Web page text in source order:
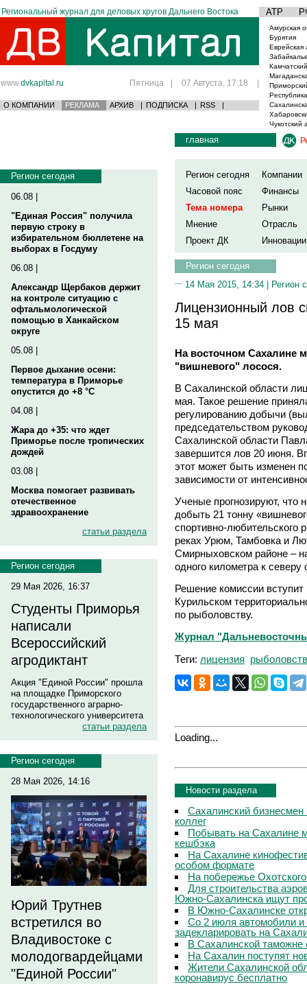
Региональный журнал для деловых кругов Дальнего Востока АТР
www.dvkapital.ru Пятница | 07 Августа, 17:18 |
О КОМПАНИИ РЕКЛАМА АРХИВ | ПОДПИСКА | RSS |
Амурская
Бурятия
Еврейская
Чукотский
Регион сегодня
06.08 |
"Единая Россия" получила
первую строку в
избирательном бюллетене на
выборах в Госдуму
06.08 |
Александр Щербаков держит
на контроле ситуацию с
офтальмологической
помощью в Ханкайском
округе
05.08 |
Первое дыхание осени:
температура в Приморье
опустится до +8 °C
04.08 |
Жара до +35: что ждет
Приморье после тропических
дождей
03.08 |
Москва помогает развивать
отечественное
здравоохранение
статьи раздела
Регион сегодня
29 Мая 2026, 16:37
Студенты Приморья
написали
Всероссийский
агродиктант
Акция "Единой России" прошла
на площадке Приморского
государственного аграрно-
технологического университета
статьи раздела
Регион сегодня
28 Мая 2026, 14:16
Юрий Трутнев
встретился во
Владивостоке с
молодогвардейцами
"Единой России"
главная
Регион сегодня
Компании
Часовой пояс
Финансы
Тема номера
Рынки
Мнение
Отрасль
Проект ДК
Инновации
Регион сегодня
14 Мая 2015, 14:34 | Регион
Лицензионный лов
15 мая
На восточном Сахалине
"вишневого" лосося.
В Сахалинской области
мая. Такое решение
регулированию добычи
председательством
Сахалинской области
завершится лов 20 июня.
этот может быть изменен
зависимости от
Ученые прогнозируют, что
добыть 21 тонну
спортивно-любительского
реках Урюм, Тамбовка и
Смирныховском районе –
одного километра к северу
Решение комиссии
Курильском
по рыболовству.
Журнал
Теги: лицензия
Loading...
Новости раздела
Сахалинский бизнесмен
коллег
Побывать на Сахалине
кешбэка
На Сахалине
особом формате
На побережье
Для строительства
Южно-Сахалинска ищут
В Южно-Сахалинске
Со 2 июля автомобили
задекларировать на
В Сахалинской таможне
На Сахалин поступят
Жители Сахалинской
коронавирус бесплатно